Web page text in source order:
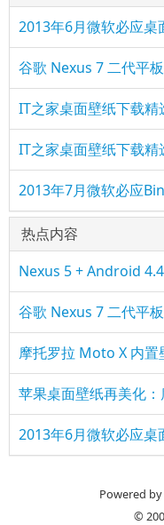
2013年6月微软必应桌
谷歌 Nexus 7 二代平
IT之家桌面壁纸下载精
IT之家桌面壁纸下载精
2013年7月微软必应
热点内容
Nexus 5 + Android
谷歌 Nexus 7 二代平
摩托罗拉 Moto X 内置
苹果桌面壁纸再美化
2013年6月微软必应桌
Powered by
©